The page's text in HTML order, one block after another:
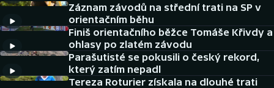
Cyklistika
DALŠÍ SPORTY
Americký fotbal
NEPŘEHLÉDNĚTE
Záznam závodů na střední trati na SP v
orientačním běhu
Finiš orientačního běžce Tomáše Křivdy a
ohlasy po zlatém závodu
Parašutisté se pokusili o český rekord,
který zatím nepadl
Tereza Roturier získala na dlouhé trati